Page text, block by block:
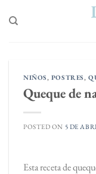
NIÑOS, POSTRES,
Queque de
POSTED ON 5 DE
Esta receta de